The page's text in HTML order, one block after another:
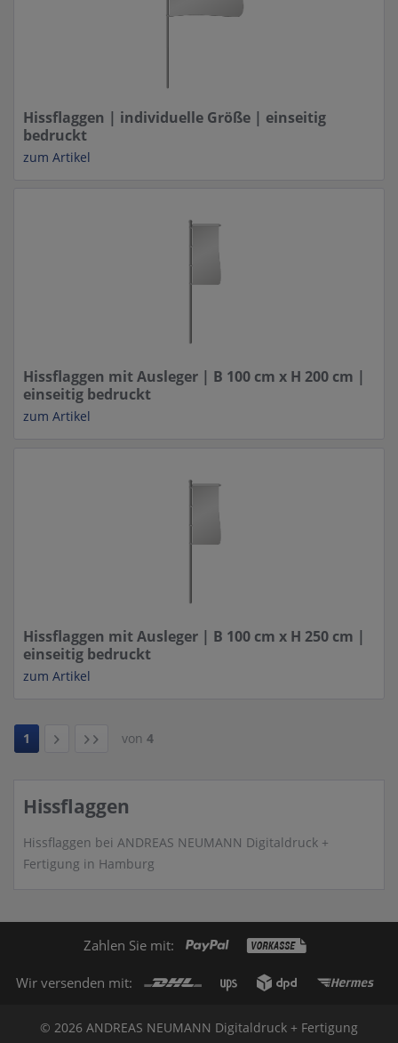
Hissflaggen | individuelle Größe | einseitig
bedruckt
zum Artikel
Hissflaggen mit Ausleger | B 100 cm x H 200 cm |
einseitig bedruckt
zum Artikel
Hissflaggen mit Ausleger | B 100 cm x H 250 cm |
einseitig bedruckt
zum Artikel
1 von 4
Hissflaggen
Hissflaggen bei ANDREAS NEUMANN Digitaldruck +
Fertigung in Hamburg
Zahlen Sie mit:
Wir versenden mit:
© 2026 ANDREAS NEUMANN Digitaldruck + Fertigung